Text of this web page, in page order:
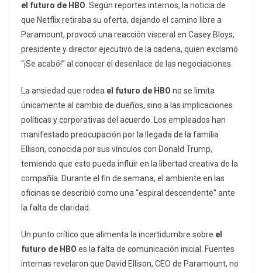
el futuro de HBO . Según reportes internos, la noticia de
que Netflix retiraba su oferta, dejando el camino libre a
Paramount, provocó una reacción visceral en Casey Bloys,
presidente y director ejecutivo de la cadena, quien exclamó
“¡Se acabó!” al conocer el desenlace de las negociaciones.
La ansiedad que rodea el futuro de HBO no se limita
únicamente al cambio de dueños, sino a las implicaciones
políticas y corporativas del acuerdo. Los empleados han
manifestado preocupación por la llegada de la familia
Ellison, conocida por sus vínculos con Donald Trump,
temiendo que esto pueda influir en la libertad creativa de la
compañía. Durante el fin de semana, el ambiente en las
oficinas se describió como una “espiral descendente” ante
la falta de claridad.
Un punto crítico que alimenta la incertidumbre sobre el
futuro de HBO es la falta de comunicación inicial. Fuentes
internas revelaron que David Ellison, CEO de Paramount, no